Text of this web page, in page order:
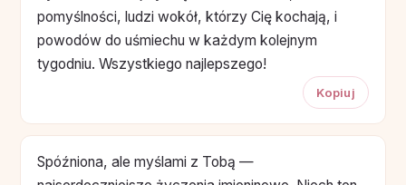
pomyślności, ludzi wokół, którzy Cię kochają, i
powodów do uśmiechu w każdym kolejnym
tygodniu. Wszystkiego najlepszego!
Kopiuj
Spóźniona, ale myślami z Tobą —